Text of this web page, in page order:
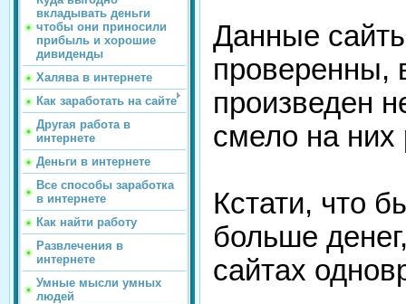
вкладывать деньги
чтобы они приносили
прибыль и хорошие
дивиденды
Халява в интернете
Как заработать на сайте
Другая работа в
интернете
Деньги в интернете
Все способы заработка
в интернете
Как найти работу
Развлечения в
интернете
Умные мысли умных
людей
Данные
проверенны,
произведен
смело на них
Кстати, что
больше
сайтах